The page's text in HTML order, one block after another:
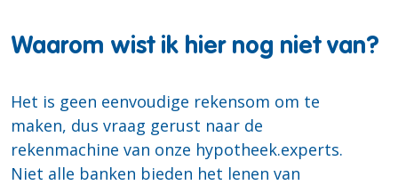
Waarom wist ik hier nog niet van?
Het is geen eenvoudige rekensom om te
maken, dus vraag gerust naar de
rekenmachine van onze hypotheek.experts.
Niet alle banken bieden het lenen van